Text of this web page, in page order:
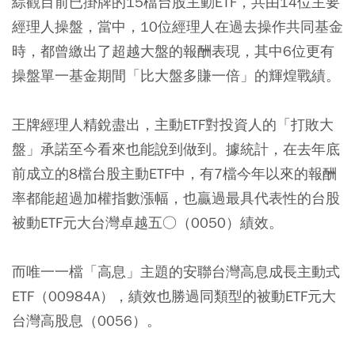
經理人操盤，當中，10位經理人在過去操作共同基金
時，都曾繳出了超越大盤的報酬表現，其中6位更有
操盤單一基金期間「比大盤多賺一倍」的輝煌戰績。
王牌經理人精銳盡出，主動ETF對投資人的「打敗大
盤」承諾至今看來也能說到做到。據統計，在去年底
前成立的8檔台股主動ETF中，有7檔今年以來的報酬
率都能超過加權指數漲幅，也贏過最具代表性的台股
被動ETF元大台灣卓越五○（0050）績效。
而唯一一檔「高息」主題的安聯台灣高息成長主動式
ETF（00984A），績效也勝過同類型的被動ETF元大
台灣高股息（0056）。